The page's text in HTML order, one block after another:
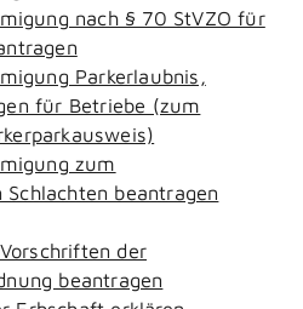
nach § 70 StVZO für
Parkerlaubnis,
für Betriebe (zum
zum
beantragen
der
beantragen